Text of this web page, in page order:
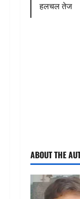
हलचल तेज
ABOUT THE